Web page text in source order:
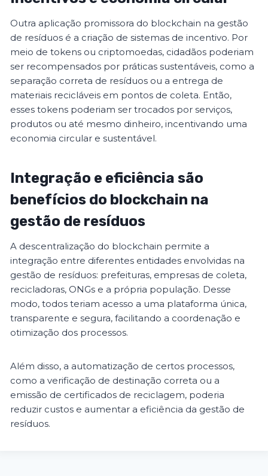
Outra aplicação promissora do blockchain na gestão
de resíduos é a criação de sistemas de incentivo. Por
meio de tokens ou criptomoedas, cidadãos poderiam
ser recompensados por práticas sustentáveis, como a
separação correta de resíduos ou a entrega de
materiais recicláveis em pontos de coleta. Então,
esses tokens poderiam ser trocados por serviços,
produtos ou até mesmo dinheiro, incentivando uma
economia circular e sustentável.
Integração e eficiência são
benefícios do blockchain na
gestão de resíduos
A descentralização do blockchain permite a
integração entre diferentes entidades envolvidas na
gestão de resíduos: prefeituras, empresas de coleta,
recicladoras, ONGs e a própria população. Desse
modo, todos teriam acesso a uma plataforma única,
transparente e segura, facilitando a coordenação e
otimização dos processos.
Além disso, a automatização de certos processos,
como a verificação de destinação correta ou a
emissão de certificados de reciclagem, poderia
reduzir custos e aumentar a eficiência da gestão de
resíduos.